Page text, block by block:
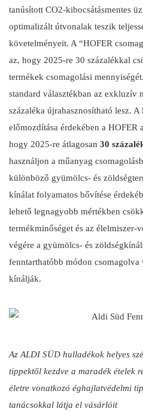
tanúsított CO2-kibocsátásmentes
optimalizált útvonalak teszik
követelményeit. A “HOFER
az, hogy 2025-re 30 százalékkal
termékek csomagolási
standard választékban az exkluzív
százaléka újrahasznosítható lesz. A
előmozdítása érdekében a HOFER
hogy 2025-re átlagosan 30
használjon a műanyag
különböző gyümölcs- és
kínálat folyamatos bővítése
lehető legnagyobb mértékben
termékminőséget és az élelmiszer-
végére a gyümölcs- és
fenntarthatóbb módon csomagolva
kínálják.
Az ALDI SÜD hulladékok helyes
tippektől kezdve a maradék ételek
életre vonatkozó éghajlatvédelmi
tanácsokkal látja el vásárlóit